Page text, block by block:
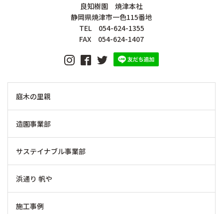
良知樹園 焼津本社
静岡県焼津市一色115番地
TEL 054-624-1355
FAX 054-624-1407
庭木の里親
造園事業部
サステイナブル事業部
浜通り 帆や
施工事例